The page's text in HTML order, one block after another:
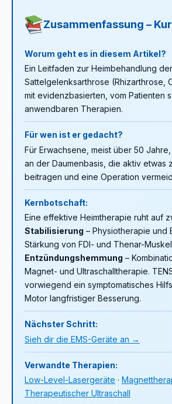
beitragen, eine Operation
vermeiden. In fortgeschrittenen
Gelenksprothese) die sinnvollste Wahl
mit einem Handchirurgen besprochen
schmerzleitende Nervenfasern – es ist
symptomatisches Schmerzmittel.EMS
aus und trainiert damit aktiv – wichtig zur
Gelenkstabilisierung. Viele auf dem
Geräte bieten beide Modi, sodass mit
Ziele abgedeckt werden können.
Zusammenfassung –
Worum geht es in diesem Artikel?
Ein Leitfaden zur Heimbehandlung der
Sattelgelenksarthrose (Rhizarthrose,
mit evidenzbasierten, vom Patienten
anwendbaren Therapien.
Für wen ist er gedacht?
Für Erwachsene, meist über 50
an der Daumenbasis, die aktiv etwas
beitragen und eine Operation
Kernbotschaft:
Eine effektive Heimtherapie ruht auf
Stabilisierung – Physiotherapie und
Stärkung von FDI- und Thenar-
Entzündungshemmung –
Magnet- und Ultraschalltherapie.
vorwiegend ein symptomatisches
Motor langfristiger Besserung.
Nächster Schritt:
Sieh dir die EMS-Geräte an →
Verwandte Therapien:
Low-Level-Lasergeräte ·
Therapeutischer Ultraschall